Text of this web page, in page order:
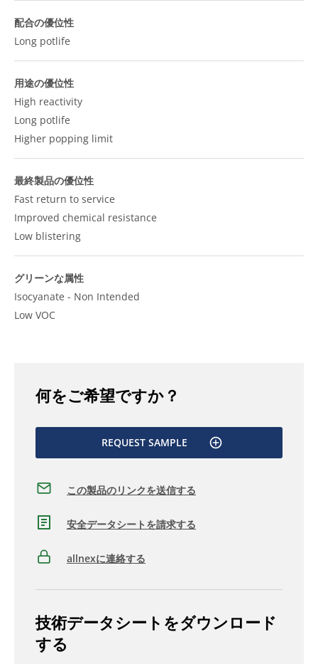
配合の優位性
Long potlife
用途の優位性
High reactivity
Long potlife
Higher popping limit
最終製品の優位性
Fast return to service
Improved chemical resistance
Low blistering
グリーンな属性
Isocyanate - Non Intended
Low VOC
何をご希望ですか？
REQUEST SAMPLE
この製品のリンクを送信する
安全データシートを請求する
allnexに連絡する
技術データシートをダウンロード
する